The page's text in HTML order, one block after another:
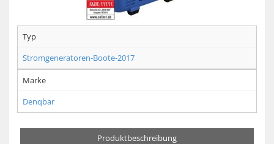
Typ
Stromgeneratoren-Boote-2017
Marke
Denqbar
Produktbeschreibung